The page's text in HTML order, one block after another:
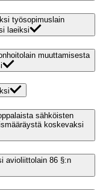
työsopimuslain
laeiksi
muuttamisesta
sähköisten
koskevaksi
avioliittolain 86 §:n